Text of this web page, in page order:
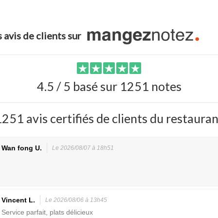
avis de clients sur
4.5 / 5 basé sur 1251 notes
avis certifiés de clients du
Wan fong U. Le 2026/08/07 à 18h51
Vincent L. Le 2026/08/06 à 13h45
Service parfait, plats délicieux